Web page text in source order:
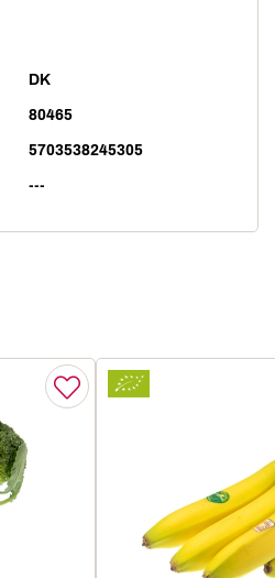
DK
80465
5703538245305
---